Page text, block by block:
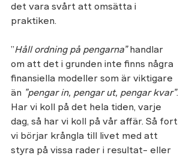
det vara svårt att omsätta i
praktiken.
”Håll ordning på pengarna” handlar
om att det i grunden inte finns några
finansiella modeller som är viktigare
än ”pengar in, pengar ut, pengar kvar”.
Har vi koll på det hela tiden, varje
dag, så har vi koll på vår affär. Så fort
vi börjar krångla till livet med att
styra på vissa rader i resultat- eller